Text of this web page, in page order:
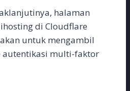
halaman
di Cloudflare
untuk mengambil
autentikasi multi-faktor